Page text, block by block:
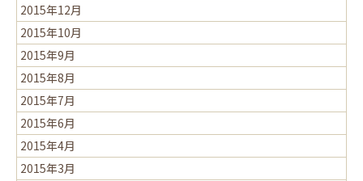
2015年12月
2015年10月
2015年9月
2015年8月
2015年7月
2015年6月
2015年4月
2015年3月